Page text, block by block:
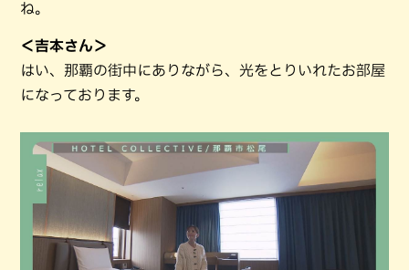
ね。
＜吉本さん＞
はい、那覇の街中にありながら、光をとりいれたお部屋
になっております。